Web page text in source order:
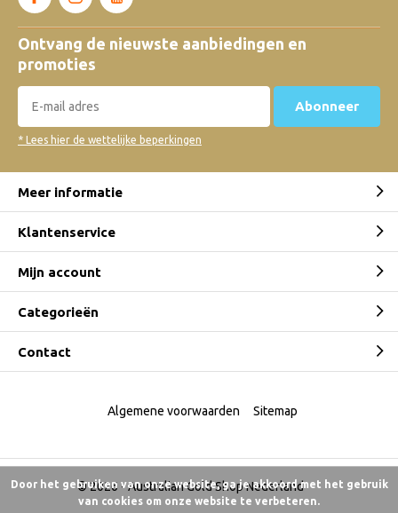
Ontvang de nieuwste aanbiedingen en
promoties
Abonneer
* Lees hier de wettelijke beperkingen
Meer informatie
Klantenservice
Mijn account
Categorieën
Contact
© 2026 -Australian Gold Shop Nederland
Algemene voorwaarden Sitemap
Door het gebruiken van onze website, ga je akkoord met het gebruik
van cookies om onze website te verbeteren.